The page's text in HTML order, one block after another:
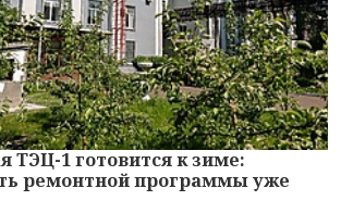
ТЭЦ-1 готовится к зиме:
ремонтной программы уже